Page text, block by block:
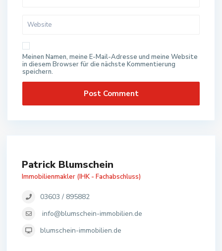
Meinen Namen, meine E-Mail-Adresse und meine Website
in diesem Browser für die nächste Kommentierung
speichern.
Patrick Blumschein
Immobilienmakler (IHK - Fachabschluss)
03603 / 895882
info@blumschein-immobilien.de
blumschein-immobilien.de